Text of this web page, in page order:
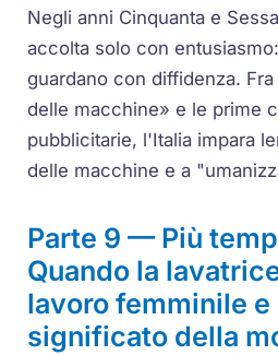
Negli anni Cinquanta e
accolta solo con
guardano con diffidenza.
delle macchine» e le prime
pubblicitarie, l'Italia impara
delle macchine e a
Parte 9 — Più
Quando la
lavoro femminile e
significato della